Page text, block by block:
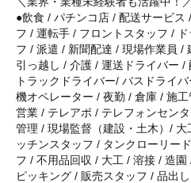
●飲食 / パチンコ店 / 配送サービス
フ / 運転手 / フロントスタッフ /
フ / 派遣 / 新聞配達 / 現場作業員 /
引っ越し / 介護 / 運送ドライバー
トラックドライバー/ バスドライ
機オペレーター / 夜勤 / 倉庫 / 施
営業 / テレアポ / テレフォンセン
管理 / 現場監督（建設・土木）/
ッチンスタッフ / タンクローリー
フ / 不用品回収 / 大工 / 溶接 / 造
ピッキング / 販売スタッフ / 品出